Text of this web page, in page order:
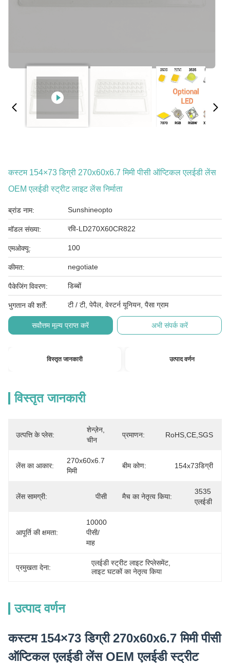
कस्टम 154×73 डिग्री 270x60x6.7 मिमी पीसी ऑप्टिकल एलईडी लेंस
OEM एलईडी स्ट्रीट लाइट लेंस निर्माता
ब्रांड नाम: Sunshineopto
मॉडल संख्या: रवि-LD270X60CR822
एमओक्यू: 100
कीमत: negotiate
पैकेजिंग विवरण: डिब्बों
भुगतान की शर्तें: टी / टी, पेपैल, वेस्टर्न यूनियन, पैसा ग्राम
सर्वोत्तम मूल्य प्राप्त करें अभी संपर्क करें
विस्तृत जानकारी उत्पाद वर्णन
विस्तृत जानकारी
उत्पत्ति के प्लेस:
शेन्ज़ेन,
चीन
प्रमाणन: RoHS,CE,SGS
लेंस का आकार:
270x60x6.7
मिमी
बीम कोण: 154x73डिग्री
लेंस सामग्री: पीसी मैच का नेतृत्व किया:
3535
एलईडी
आपूर्ति की क्षमता:
10000
पीसी/
माह
प्रमुखता देना:
एलईडी स्ट्रीट लाइट रिप्लेसमेंट
लाइट घटकों का नेतृत्व किया
उत्पाद वर्णन
कस्टम 154×73 डिग्री 270x60x6.7 मिमी पीसी
ऑप्टिकल एलईडी लेंस OEM एलईडी स्ट्रीट